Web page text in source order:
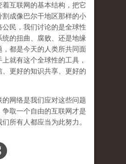
互联网的基本结构，把它
割成像巴尔干地区那样的小
民，我们讨论的是全球性
的扭曲、腐败、还是地缘
都是今天的人类所共同面
就有这个全球性的工具，
更好的知识共享、更好的
的网络是我们应对这些问题
取一个自由的互联网才是
所有人都应当为此努力。